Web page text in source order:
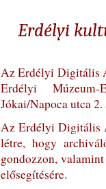
Erdélyi
Az Erdélyi Digitális
Erdélyi
Jókai/Napoca utca 2.
Az Erdélyi Digitális
létre, hogy
gondozzon,
elősegítésére.